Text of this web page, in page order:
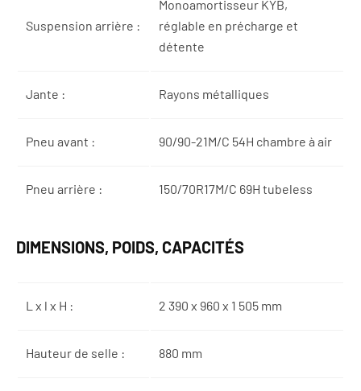
Suspension arrière :
Monoamortisseur KYB,
réglable en précharge et
détente
Jante : Rayons métalliques
Pneu avant : 90/90-21M/C 54H chambre à air
Pneu arrière : 150/70R17M/C 69H tubeless
DIMENSIONS, POIDS, CAPACITÉS
L x l x H : 2 390 x 960 x 1 505 mm
Hauteur de selle : 880 mm